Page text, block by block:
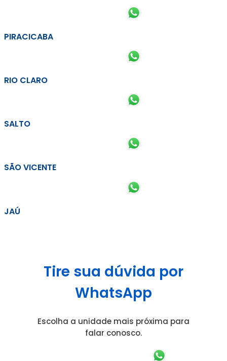
PIRACICABA
RIO CLARO
SALTO
SÃO VICENTE
JAÚ
Tire sua dúvida por
WhatsApp
Escolha a unidade mais próxima para
falar conosco.